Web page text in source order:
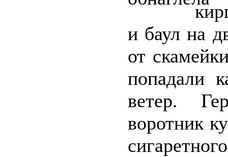
и баул на
от
попадали
ветер.
воротник